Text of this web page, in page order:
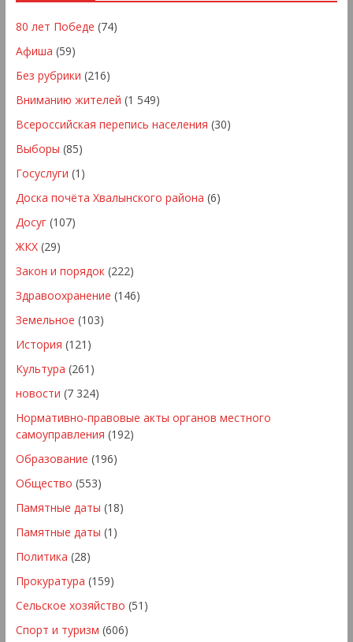
80 лет Победе (74)
Афиша (59)
Без рубрики (216)
Вниманию жителей (1 549)
Всероссийская перепись населения (30)
Выборы (85)
Госуслуги (1)
Доска почёта Хвалынского района (6)
Досуг(107)
ЖКХ(29)
Закон и порядок(222)
Здравоохранение (146)
Земельное (103)
История (121)
Культура (261)
новости (7 324)
Нормативно-правовые акты органов местного
самоуправления (192)
Образование (196)
Общество (553)
Памятные даты (18)
Памятные даты (1)
Политика (28)
Прокуратура (159)
Сельское хозяйство (51)
Спорт и туризм (606)